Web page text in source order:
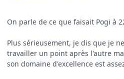
On parle de ce que faisait Pogi à
Plus sérieusement, je dis que je
travailler un point après l'autre
son domaine d'excellence est